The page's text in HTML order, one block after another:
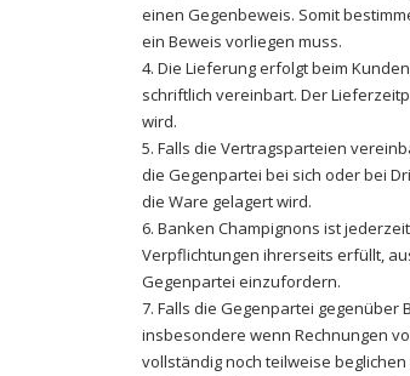
einen Gegenbeweis. Somit
ein Beweis vorliegen muss.
4. Die Lieferung erfolgt beim
schriftlich vereinbart. Der
wird.
5. Falls die Vertragsparteien
die Gegenpartei bei sich oder bei
die Ware gelagert wird.
6. Banken Champignons ist
Verpflichtungen ihrerseits erfüllt,
Gegenpartei einzufordern.
7. Falls die Gegenpartei
insbesondere wenn Rechnungen
vollständig noch teilweise